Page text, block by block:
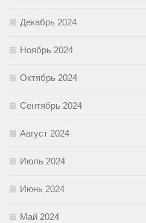
Декабрь 2024
Ноябрь 2024
Октябрь 2024
Сентябрь 2024
Август 2024
Июль 2024
Июнь 2024
Май 2024